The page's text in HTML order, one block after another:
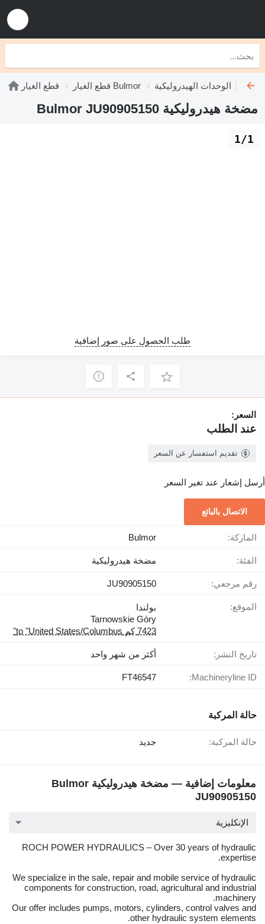
قطع الغيار قطع الغيار Bulmor الوحدات الهيدروليكية Bulmor
مضخة هيدروليكية Bulmor JU90905150
1/1
طلب الحصول على صور إضافية
السعر:
عند الطلب
تقديم استفسار عن السعر
أرسل إشعار عند تغير السعر
الاتصال بالبائع
الماركة: Bulmor
الفئة: مضخة هيدروليكية
رقم مرجعي: JU90905150
الموقع:
بولندا
Tarnowskie Góry
7423 كم to "United States/Columbus"
تاريخ النشر: أكثر من شهر واحد
Machineryline ID:
FT46547
حالة المركبة
حالة المركبة: جديد
معلومات إضافية — مضخة هيدروليكية Bulmor
JU90905150
الإنكليزية
ROCH POWER HYDRAULICS – Over 30 years of hydraulic
expertise.
We specialize in the sale, repair and mobile service of hydraulic
components for construction, road, agricultural and industrial
machinery.
Our offer includes pumps, motors, cylinders, control valves and
other hydraulic system elements.